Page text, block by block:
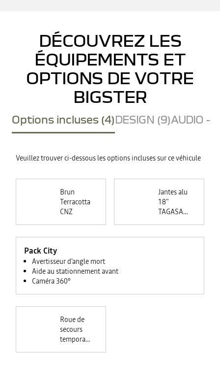
DÉCOUVREZ LES
ÉQUIPEMENTS ET
OPTIONS DE VOTRE
BIGSTER
Options incluses (4)DESIGN (9)AUDIO -
Veuillez trouver ci-dessous les options incluses sur ce véhicule
Brun
Terracotta
CNZ
Jantes alu
18"
TAGASAN
Pack City
Avertisseur d'angle mort
Aide au stationnement avant
Caméra 360°
Roue de
secours
temporaire